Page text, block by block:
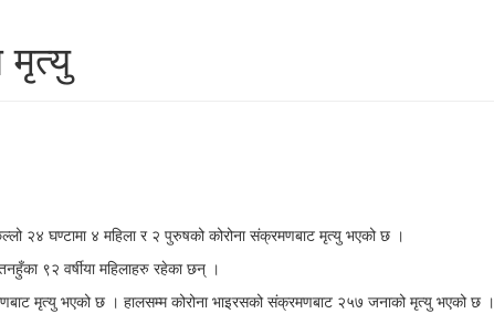
मृत्यु
२४ घण्टामा ४ महिला र २ पुरुषको कोरोना संक्रमणबाट मृत्यु भएको छ ।
९२ वर्षीया महिलाहरु रहेका छन् ।
मृत्यु भएको छ । हालसम्म कोरोना भाइरसको संक्रमणबाट २५७ जनाको मृत्यु भएको छ ।